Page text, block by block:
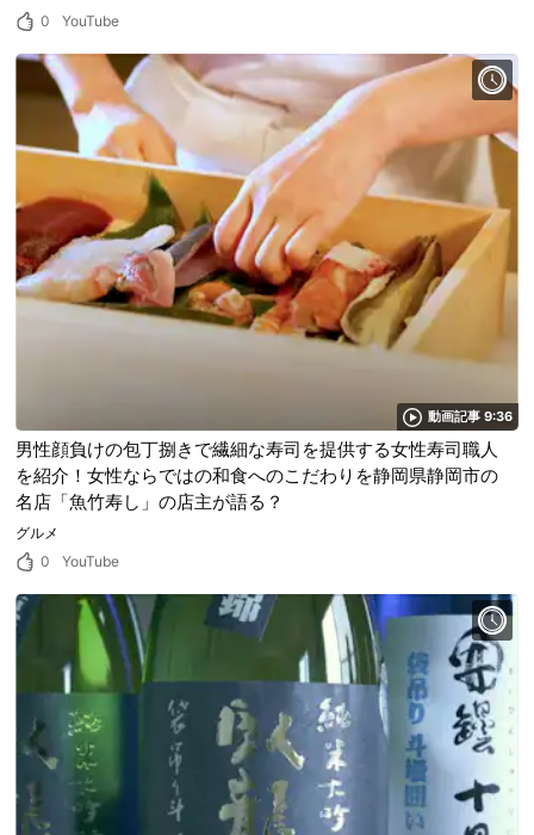
0
YouTube
動画記事 9:36
男性顔負けの包丁捌きで繊細な寿司を提供する女性寿司職人
を紹介！女性ならではの和食へのこだわりを静岡県静岡市の
名店「魚竹寿し」の店主が語る？
グルメ
0
YouTube